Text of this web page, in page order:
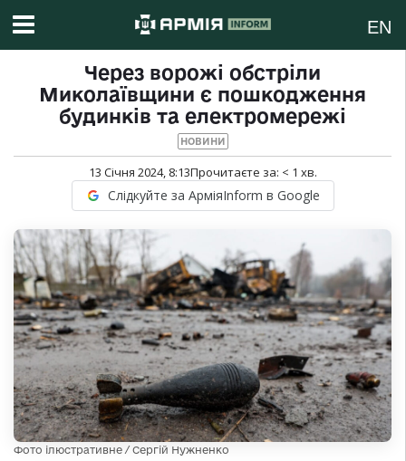
EN
Через ворожі обстріли
Миколаївщини є пошкодження
будинків та електромережі
НОВИНИ
13 Січня 2024, 8:13Прочитаєте за: < 1 хв.
Слідкуйте за АрміяInform в Google
Фото ілюстративне / Сергій Нужненко